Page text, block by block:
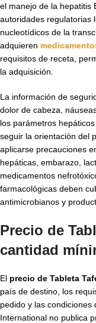
el manejo de la hepatitis
autoridades regulatorias
nucleotídicos de la
adquieren
requisitos de receta,
la adquisición.
La información de
dolor de cabeza,
los parámetros
seguir la orientación del
aplicarse precauciones
hepáticas, embarazo,
medicamentos
farmacológicas deben
antimicrobianos y
Precio de
cantidad
El precio de Tableta
país de destino, los
pedido y las condiciones
International no publica